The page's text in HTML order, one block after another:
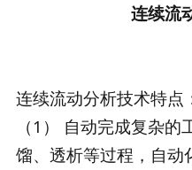
连续流
连续流动分析技术特点
（1） 自动完成复杂
馏、透析等过程，自动